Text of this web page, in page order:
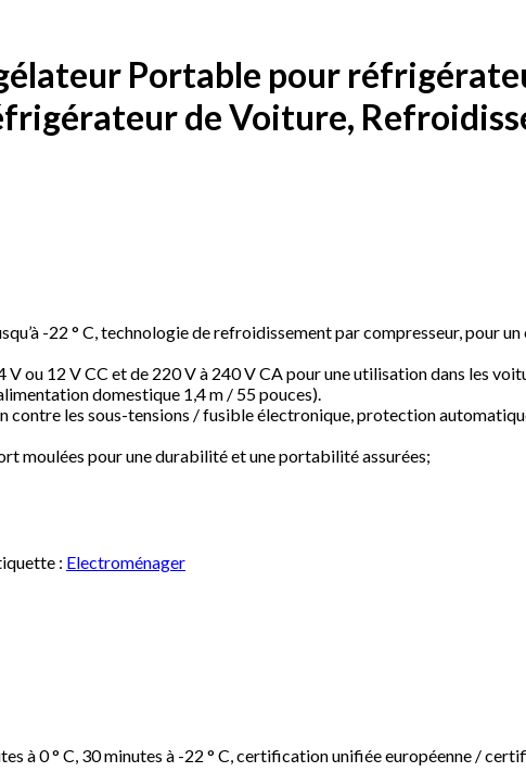
Portable pour
de Voiture,
-22 ° C, technologie de refroidissement par compresseur, pour
ou 12 V CC et de 220 V à 240 V CA pour une utilisation dans les
domestique 1,4 m / 55 pouces).
les sous-tensions / fusible électronique, protection
moulées pour une durabilité et une portabilité assurées;
: Electroménager
à 0 ° C, 30 minutes à -22 ° C, certification unifiée européenne /